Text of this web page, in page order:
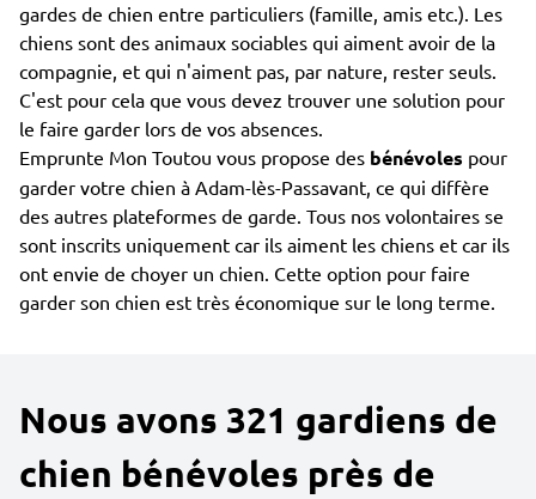
gardes de chien entre particuliers (famille, amis etc.). Les
chiens sont des animaux sociables qui aiment avoir de la
compagnie, et qui n'aiment pas, par nature, rester seuls.
C'est pour cela que vous devez trouver une solution pour
le faire garder lors de vos absences.
Emprunte Mon Toutou vous propose des bénévoles pour
garder votre chien à Adam-lès-Passavant, ce qui diffère
des autres plateformes de garde. Tous nos volontaires se
sont inscrits uniquement car ils aiment les chiens et car ils
ont envie de choyer un chien. Cette option pour faire
garder son chien est très économique sur le long terme.
Nous avons 321 gardiens de
chien bénévoles près de